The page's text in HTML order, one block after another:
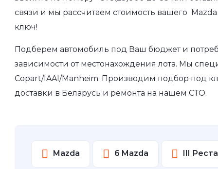
связи и мы рассчитаем стоимость вашего
ключ!
Подберем автомобиль под Ваш бюджет и
зависимости от местонахождения лота. Мы
Copart/IAAI/Manheim. Производим подбор под
доставки в Беларусь и ремонта на нашем СТО.
Mazda 6 Mazda III